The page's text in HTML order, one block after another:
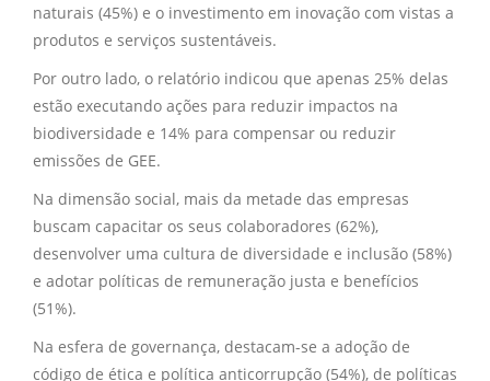
naturais (45%) e o investimento em inovação com vistas a
produtos e serviços sustentáveis.
Por outro lado, o relatório indicou que apenas 25% delas
estão executando ações para reduzir impactos na
biodiversidade e 14% para compensar ou reduzir
emissões de GEE.
Na dimensão social, mais da metade das empresas
buscam capacitar os seus colaboradores (62%),
desenvolver uma cultura de diversidade e inclusão (58%)
e adotar políticas de remuneração justa e benefícios
(51%).
Na esfera de governança, destacam-se a adoção de
código de ética e política anticorrupção (54%), de políticas